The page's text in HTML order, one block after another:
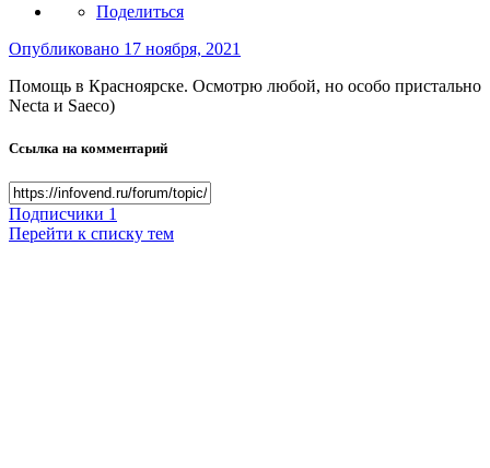
Поделиться
Опубликовано 17 ноября, 2021
Помощь в Красноярске. Осмотрю любой, но особо пристально
Necta и Saeco)
Ссылка на комментарий
Подписчики 1
Перейти к списку тем